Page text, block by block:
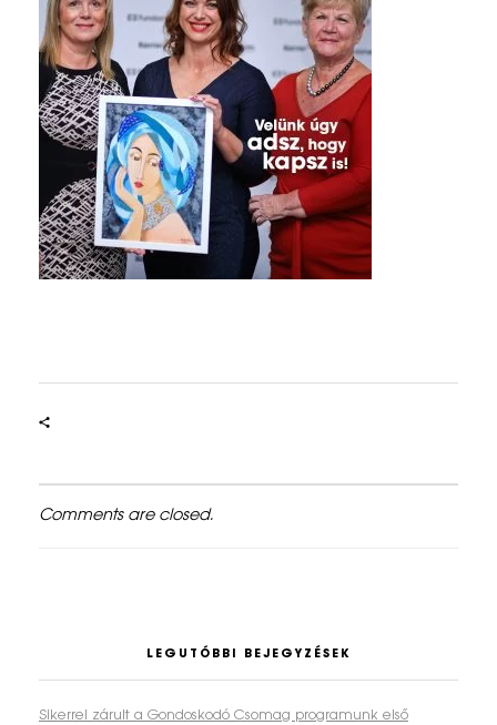
t
–
2
0
2
Comments are closed.
LEGUTÓBBI BEJEGYZÉSEK
Sikerrel zárult a Gondoskodó Csomag programunk első